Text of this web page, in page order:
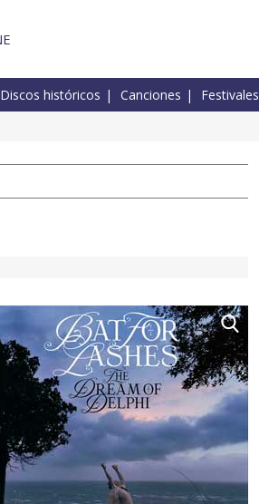
Discos históricos Canciones Festivales